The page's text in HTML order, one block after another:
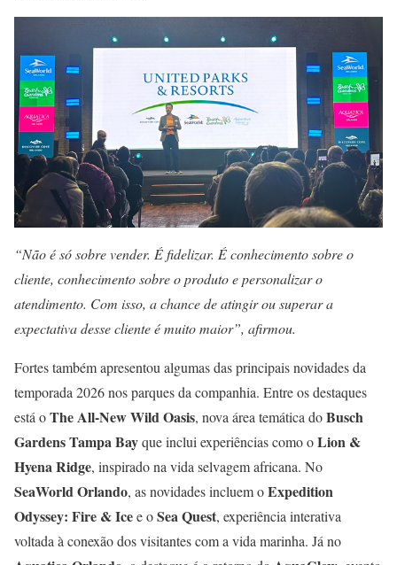
“Não é só sobre vender. É fidelizar. É conhecimento sobre o
cliente, conhecimento sobre o produto e personalizar o
atendimento. Com isso, a chance de atingir ou superar a
expectativa desse cliente é muito maior”, afirmou.
Fortes também apresentou algumas das principais novidades da
temporada 2026 nos parques da companhia. Entre os destaques
está oThe All-New Wild Oasis, nova área temática doBusch
Gardens Tampa Bayque inclui experiências como oLion &
Hyena Ridge, inspirado na vida selvagem africana. No
SeaWorld Orlando, as novidades incluem oExpedition
Odyssey: Fire & Icee oSea Quest, experiência interativa
voltada à conexão dos visitantes com a vida marinha. Já no